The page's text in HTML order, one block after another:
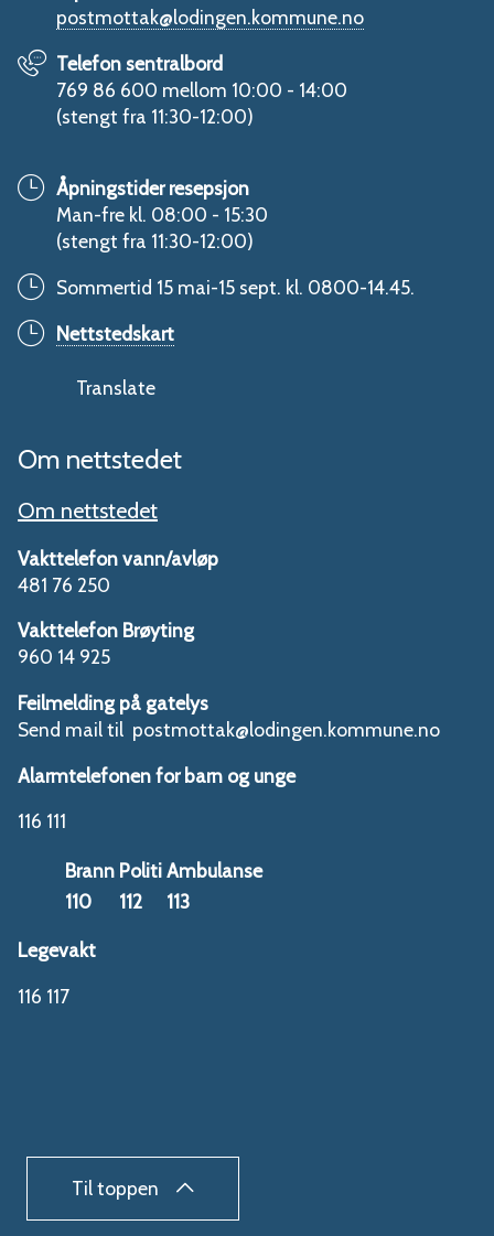
postmottak@lodingen.kommune.no
Telefon sentralbord
769 86 600 mellom 10:00 - 14:00
(stengt fra 11:30-12:00)
Åpningstider resepsjon
Man-fre kl. 08:00 - 15:30
(stengt fra 11:30-12:00)
Sommertid 15 mai-15 sept. kl. 0800-14.45.
Nettstedskart
Translate
Om nettstedet
Om nettstedet
Vakttelefon vann/avløp
481 76 250
Vakttelefon Brøyting
960 14 925
Feilmelding på gatelys
Send mail til postmottak@lodingen.kommune.no
Alarmtelefonen for barn og unge
116 111
Brann PolitiAmbulanse
110
112 113
Legevakt
116 117
Til toppen